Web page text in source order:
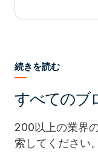
続きを読む
すべてのブ
200以上の業界
索してください。